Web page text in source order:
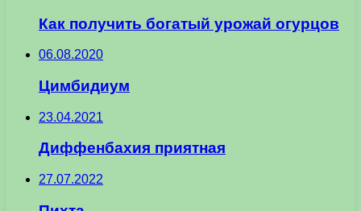
Как получить богатый урожай огурцов
06.08.2020
Цимбидиум
23.04.2021
Диффенбахия приятная
27.07.2022